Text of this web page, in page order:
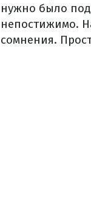
нужно было
непостижимо.
сомнения.